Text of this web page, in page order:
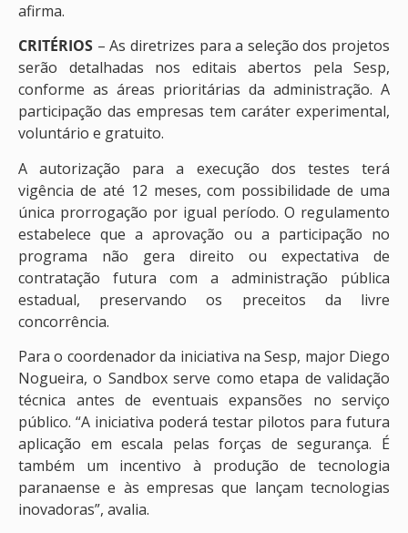
afirma.
CRITÉRIOS – As diretrizes para a seleção dos projetos
serão detalhadas nos editais abertos pela Sesp,
conforme as áreas prioritárias da administração. A
participação das empresas tem caráter experimental,
voluntário e gratuito.
A autorização para a execução dos testes terá
vigência de até 12 meses, com possibilidade de uma
única prorrogação por igual período. O regulamento
estabelece que a aprovação ou a participação no
programa não gera direito ou expectativa de
contratação futura com a administração pública
estadual, preservando os preceitos da livre
concorrência.
Para o coordenador da iniciativa na Sesp, major Diego
Nogueira, o Sandbox serve como etapa de validação
técnica antes de eventuais expansões no serviço
público. “A iniciativa poderá testar pilotos para futura
aplicação em escala pelas forças de segurança. É
também um incentivo à produção de tecnologia
paranaense e às empresas que lançam tecnologias
inovadoras”, avalia.